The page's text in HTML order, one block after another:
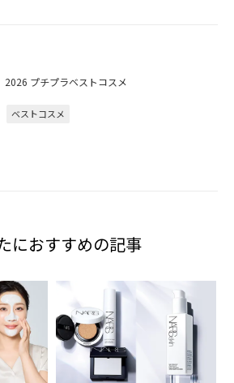
2026 プチプラベストコスメ
ベストコスメ
におすすめの記事